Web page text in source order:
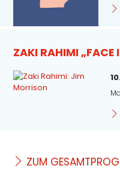
ZAKI RAHIMI „FACE
ZUM